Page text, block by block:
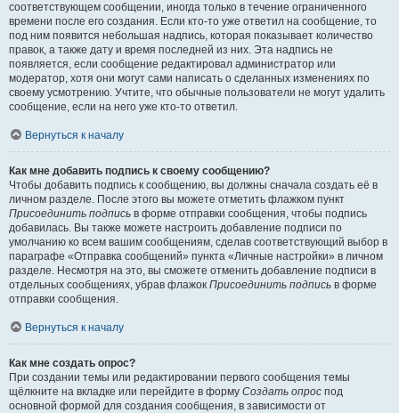
соответствующем сообщении, иногда только в течение ограниченного
времени после его создания. Если кто-то уже ответил на сообщение, то
под ним появится небольшая надпись, которая показывает количество
правок, а также дату и время последней из них. Эта надпись не
появляется, если сообщение редактировал администратор или
модератор, хотя они могут сами написать о сделанных изменениях по
своему усмотрению. Учтите, что обычные пользователи не могут удалить
сообщение, если на него уже кто-то ответил.
Вернуться к началу
Как мне добавить подпись к своему сообщению?
Чтобы добавить подпись к сообщению, вы должны сначала создать её в
личном разделе. После этого вы можете отметить флажком пункт
Присоединить подпись в форме отправки сообщения, чтобы подпись
добавилась. Вы также можете настроить добавление подписи по
умолчанию ко всем вашим сообщениям, сделав соответствующий выбор в
параграфе «Отправка сообщений» пункта «Личные настройки» в личном
разделе. Несмотря на это, вы сможете отменить добавление подписи в
отдельных сообщениях, убрав флажок Присоединить подпись в форме
отправки сообщения.
Вернуться к началу
Как мне создать опрос?
При создании темы или редактировании первого сообщения темы
щёлкните на вкладке или перейдите в форму Создать опрос под
основной формой для создания сообщения, в зависимости от